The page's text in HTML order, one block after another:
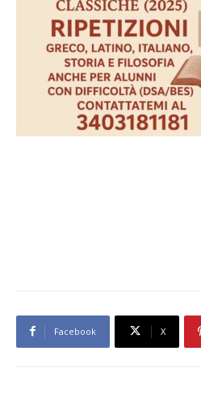
Facebook X